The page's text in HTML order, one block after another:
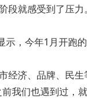
就感受到了压
，今年1月开
济、品牌、民
们也遇到过，